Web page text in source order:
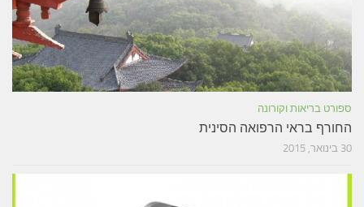
ספורט בריאות וקורונה
החורף בראי הרפואה הסינית
30 בינואר, 2015